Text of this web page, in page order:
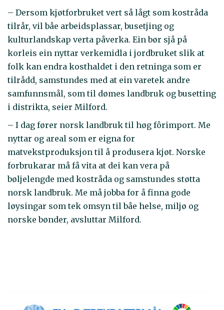
– Dersom kjøtforbruket vert så lågt som kostråda
tilrår, vil båe arbeidsplassar, busetjing og
kulturlandskap verta påverka. Ein bør sjå på
korleis ein nyttar verkemidla i jordbruket slik at
folk kan endra kosthaldet i den retninga som er
tilrådd, samstundes med at ein varetek andre
samfunnsmål, som til dømes landbruk og busetting
i distrikta, seier Milford.
– I dag fører norsk landbruk til høg fôrimport. Me
nyttar og areal som er eigna for
matvekstproduksjon til å produsera kjøt. Norske
forbrukarar må få vita at dei kan vera på
bøljelengde med kostråda og samstundes støtta
norsk landbruk. Me må jobba for å finna gode
løysingar som tek omsyn til båe helse, miljø og
norske bønder, avsluttar Milford.